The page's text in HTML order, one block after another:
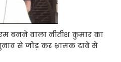
बनने वाला नीतीश कुमार का
से जोड़ कर भ्रामक दावे से